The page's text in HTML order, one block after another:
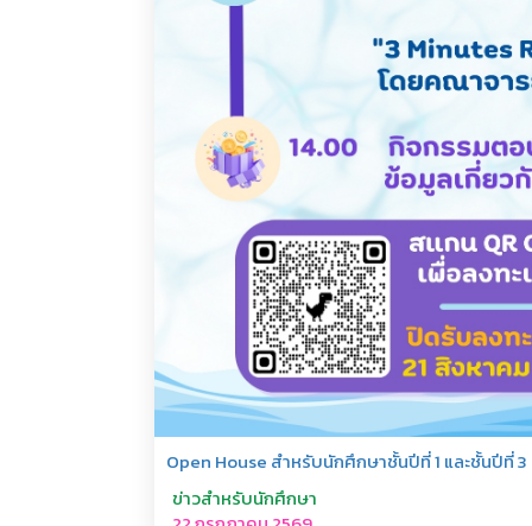
Open House สำหรับนักศึกษาชั้นปีที่ 1 และชั้นปีที่ 3
ข่าวสำหรับนักศึกษา